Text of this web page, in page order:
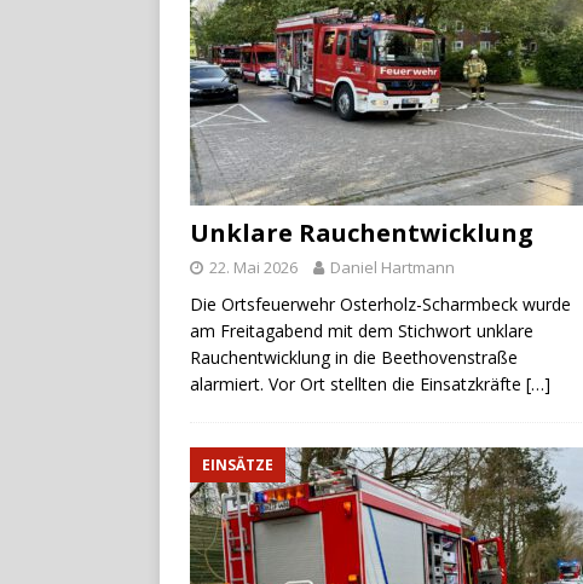
Unklare Rauchentwicklung
22. Mai 2026 Daniel Hartmann
Die Ortsfeuerwehr Osterholz-Scharmbeck wurde
am Freitagabend mit dem Stichwort unklare
Rauchentwicklung in die Beethovenstraße
alarmiert. Vor Ort stellten die Einsatzkräfte […]
EINSÄTZE